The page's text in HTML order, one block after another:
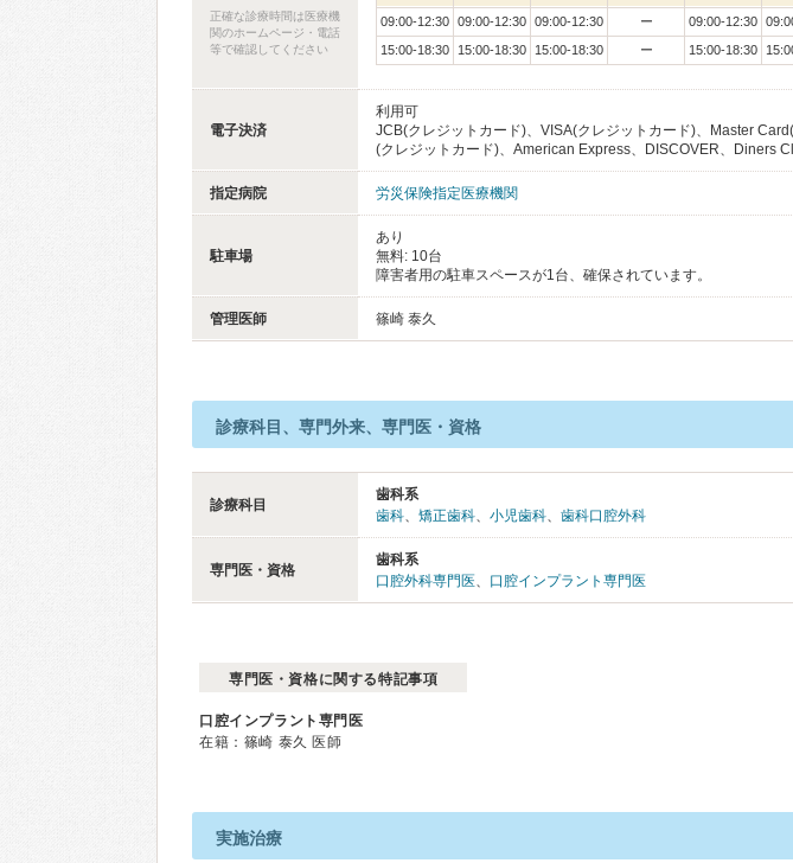
正確な診療時間は医療機
関のホームページ・電話
等で確認してください
09:00-12:30 09:00-12:30 09:00-12:30 ー 09:00-12:30
15:00-18:30
15:00-18:30 15:00-18:30 ー 15:00-18:30
電子決済
利用可
JCB(クレジットカード)、VISA(クレジットカード)、Master
(クレジットカード)、American Express、DISCOVER、Diners
指定病院 労災保険指定医療機関
駐車場
あり
無料: 10台
障害者用の駐車スペースが1台、確保されています。
管理医師 篠崎 泰久
診療科目、専門外来、専門医・資格
診療科目
歯科系
歯科、 矯正歯科、 小児歯科、 歯科口腔外科
専門医・資格
歯科系
口腔外科専門医、 口腔インプラント専門医
専門医・資格に関する特記事項
口腔インプラント専門医
在籍：篠崎 泰久 医師
実施治療